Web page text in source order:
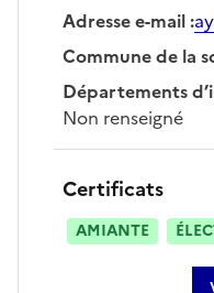
Adresse e-mail:
Commune de la
Départements
Non renseigné
Certificats
AMIANTE